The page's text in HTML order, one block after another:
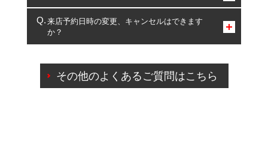
複数サービスのご予約は可能です。
一部の商品・サービスの組み合わせに限り、同時にご予約が
出来ないものもございます。
来店予約日時の変更、キャンセルはできます
か？
ご来店予約日の3営業日前を過ぎている場合のご予約
の日時変更につきましては、直接ご予約の店舗まで
その他のよくあるご質問はこちら